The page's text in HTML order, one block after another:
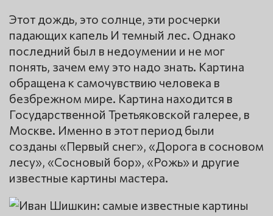
Этот дождь, это солнце, эти росчерки
падающих капель И темный лес. Однако
последний был в недоумении и не мог
понять, зачем ему это надо знать. Картина
обращена к самочувствию человека в
безбрежном мире. Картина находится в
Государственной Третьяковской галерее, в
Москве. Именно в этот период были
созданы «Первый снег», «Дорога в сосновом
лесу», «Сосновый бор», «Рожь» и другие
известные картины мастера.